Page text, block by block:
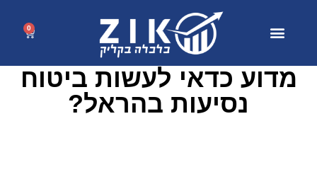
0
מדוע כדאי לעשות ביטוח
נסיעות בהראל?